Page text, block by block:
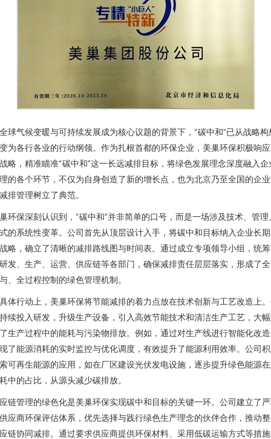
球气候变暖与可持续发展成为核心议题的背景下，“碳中和”已从战略构
为各行各业的行动纲领。作为扎根首都的环保企业，美巢环保积极响
略，精准瞄准“碳中和”这一长远减排目标，将绿色发展理念深度融入企
的各个环节，不仅为自身创造了新的增长点，也为北京乃至全国的企
排管理树立了典范。
环保深刻认识到，“碳中和”并非简单的口号，而是一场涉及技术、管理
的系统性变革。公司首先从顶层设计入手，将碳中和目标纳入企业长
略，确立了清晰的减排路线图与时间表。通过成立专项领导小组，统
发、生产、运营、供应链等各部门，确保减排责任层层落实，形成了
、全过程控制的绿色管理机制。
体行动上，美巢环保将节能减排的着力点放在技术创新与工艺改造上
续投入研发，升级生产设备，引入高效节能技术和清洁生产工艺，大
生产过程中的能耗与污染物排放。例如，通过对生产线进行智能化改
了能源消耗的实时监控与优化调度，有效提升了能源利用效率。公司
可再生能源的应用，如在厂区建设光伏发电设施，逐步提升绿色能源
中的占比，从源头减少碳排放。
链管理的绿色化是美巢环保实现碳中和目标的关键一环。公司建立了
应商环保评估体系，优先选择与践行绿色生产理念的伙伴合作，推动
链协同减排。通过要求供应商提供环保材料、采用低碳运输方式等措